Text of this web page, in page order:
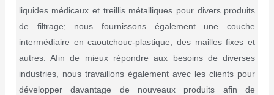
liquides médicaux et treillis métalliques pour divers produits
de filtrage; nous fournissons également une couche
intermédiaire en caoutchouc-plastique, des mailles fixes et
autres. Afin de mieux répondre aux besoins de diverses
industries, nous travaillons également avec les clients pour
développer davantage de nouveaux produits afin de